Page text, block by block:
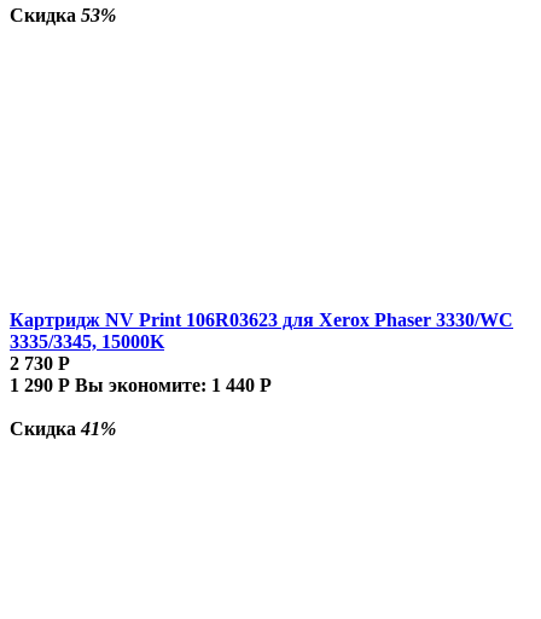
Скидка 53%
Картридж NV Print 106R03623 для Xerox Phaser 3330/WC
3335/3345, 15000K
2 730 Р
1 290 Р Вы экономите: 1 440 Р
Скидка41%